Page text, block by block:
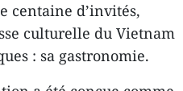
centaine d’invités,
culturelle du Vietnam
: sa gastronomie.